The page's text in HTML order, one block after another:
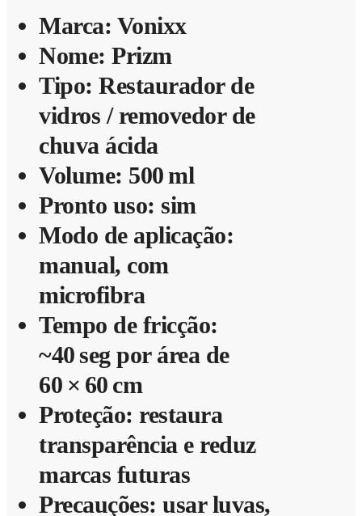
Marca: Vonixx
Nome: Prizm
Tipo: Restaurador de
vidros / removedor de
chuva ácida
Volume: 500 ml
Pronto uso: sim
Modo de aplicação:
manual, com
microfibra
Tempo de fricção:
~40 seg por área de
60 × 60 cm
Proteção: restaura
transparência e reduz
marcas futuras
Precauções: usar luvas,